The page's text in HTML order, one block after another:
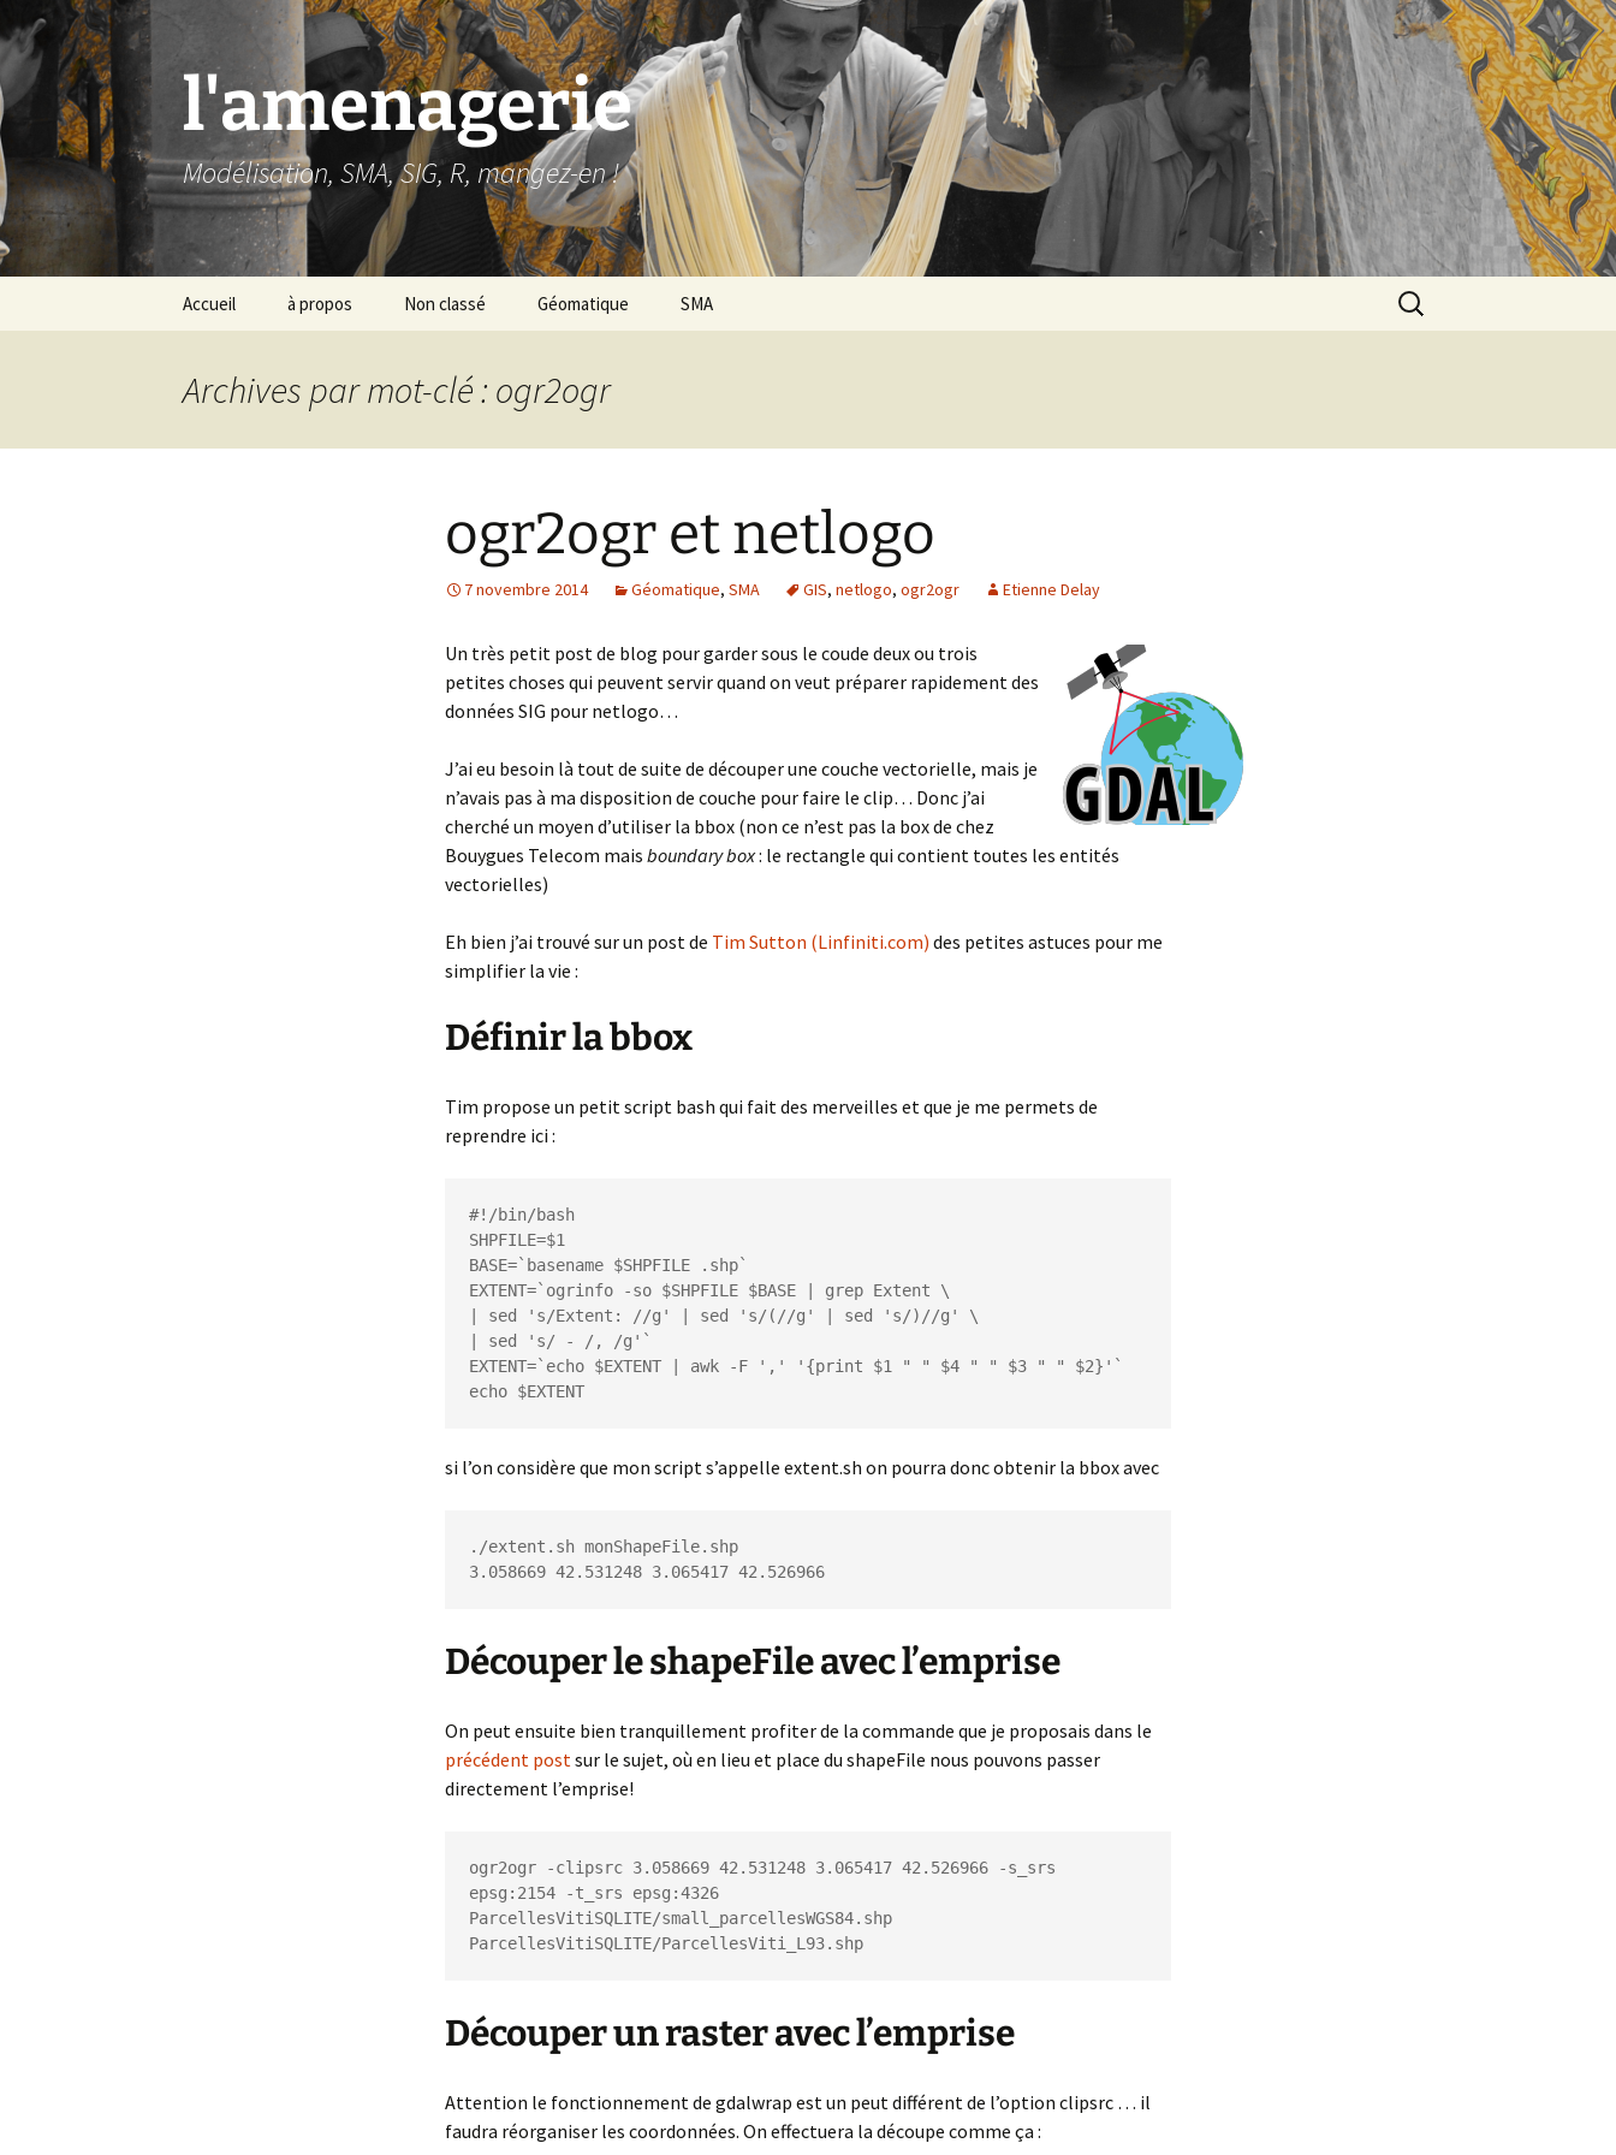
Aller
au
contenu
l'amenagerie
Modélisation, SMA, SIG, R, mangez-en !
Accueil à propos Non classé Géomatique SMA
Rechercher :
Archives par mot-clé : ogr2ogr
ogr2ogr et netlogo
7 novembre 2014 Géomatique, SMA GIS, netlogo, ogr2ogr Etienne Delay
Un très petit post de blog pour garder sous le coude deux ou trois
petites choses qui peuvent servir quand on veut préparer rapidement des
données SIG pour netlogo…
J’ai eu besoin là tout de suite de découper une couche vectorielle, mais je
n’avais pas à ma disposition de couche pour faire le clip… Donc j’ai
cherché un moyen d’utiliser la bbox (non ce n’est pas la box de chez
Bouygues Telecom mais boundary box: le rectangle qui contient toutes les entités
vectorielles)
Eh bien j’ai trouvé sur un post de Tim Sutton (Linfiniti.com) des petites astuces pour me
simplifier la vie :
Définir la bbox
Tim propose un petit script bash qui fait des merveilles et que je me permets de
reprendre ici :
#!/bin/bash
SHPFILE=$1
BASE=`basename $SHPFILE .shp`
EXTENT=`ogrinfo -so $SHPFILE $BASE | grep Extent \
| sed 's/Extent: //g' | sed 's/(//g' | sed 's/)//g' \
| sed 's/ - /, /g'`
EXTENT=`echo $EXTENT | awk -F ',' '{print $1 " " $4 " " $3 " " $2}'`
echo $EXTENT
si l’on considère que mon script s’appelle extent.sh on pourra donc obtenir la bbox avec
./extent.sh monShapeFile.shp
3.058669 42.531248 3.065417 42.526966
Découper le shapeFile avec l’emprise
On peut ensuite bien tranquillement profiter de la commande que je proposais dans le
précédent postsur le sujet, où en lieu et place du shapeFile nous pouvons passer
directement l’emprise!
ogr2ogr -clipsrc 3.058669 42.531248 3.065417 42.526966 -s_srs
epsg:2154 -t_srs epsg:4326
ParcellesVitiSQLITE/small_parcellesWGS84.shp
Découper un raster avec l’emprise
Attention le fonctionnement de gdalwrap est un peut différent de l’option clipsrc … il
faudra réorganiser les coordonnées. On effectuera la découpe comme ça :